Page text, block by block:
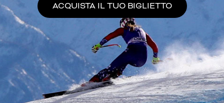
ACQUISTA IL TUO BIGLIETTO